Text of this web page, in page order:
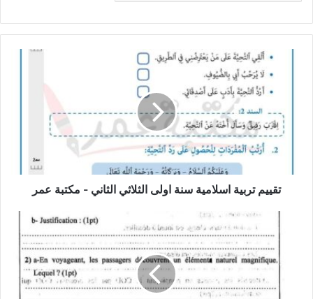
الثلاثي
مكتبة
تقييم تربية اسلامية سنة اولى الثلاثي الثاني - مكتبة عمر
synthèse